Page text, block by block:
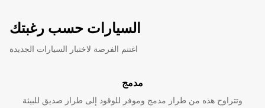
السيارات حسب رغبتك
اغتنم الفرصة لاختبار السيارات الجديدة
مدمج
وتتراوح هذه من طراز مدمج وموفر للوقود إلى طراز صديق للبيئة